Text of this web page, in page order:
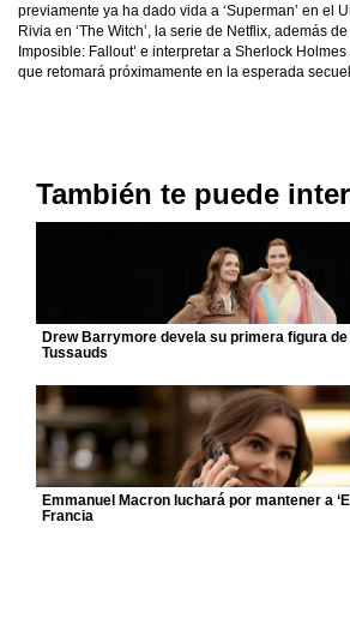
previamente ya ha dado vida a ‘Superman’ en el
Rivia en ‘The Witch’, la serie de Netflix, además
Imposible: Fallout’ e interpretar a Sherlock Holmes
que retomará próximamente en la esperada
También te puede
Drew Barrymore devela su primera figura
Tussauds
Emmanuel Macron luchará por mantener a
Francia